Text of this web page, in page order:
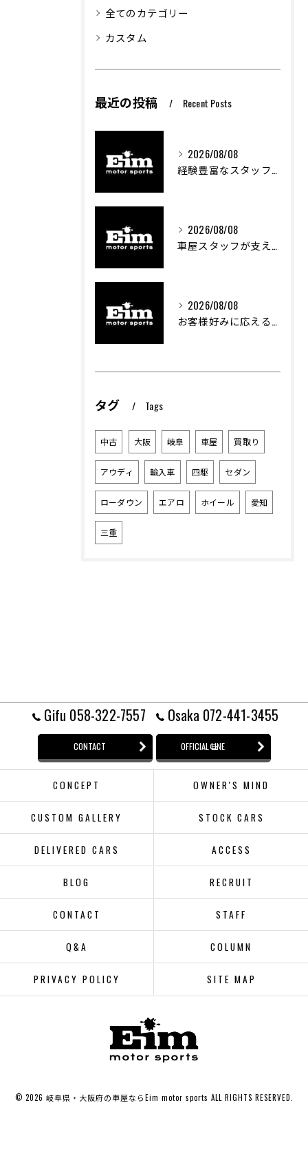
全てのカテゴリー
カスタム
最近の投稿 Recent Posts
2026/08/08
経験豊富なスタッフが創る車屋の魅力と技術
2026/08/08
車屋スタッフが支える車両カスタムの魅力と技術進化
2026/08/08
お客様好みに応える中古車選びのポイント
タグ Tags
中古 大阪 岐阜 車屋 買取り
アウディ 輸入車 四駆 セダン
ローダウン エアロ ホイール 愛知
三重
Gifu 058-322-7557 Osaka 072-441-3455
CONTACT OFFICIAL LINE
CONCEPT OWNER'S MIND
CUSTOM GALLERY STOCK CARS
DELIVERED CARS ACCESS
BLOG RECRUIT
CONTACT STAFF
Q&A COLUMN
PRIVACY POLICY SITE MAP
© 2026 岐阜県・大阪府の車屋ならEim motor sports ALL RIGHTS RESERVED.